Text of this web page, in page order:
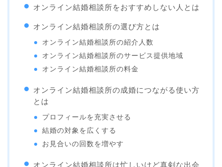
オンライン結婚相談所をおすすめしない人とは
オンライン結婚相談所の選び方とは
オンライン結婚相談所の紹介人数
オンライン結婚相談所のサービス提供地域
オンライン結婚相談所の料金
オンライン結婚相談所の成婚につながる使い方
とは
プロフィールを充実させる
結婚の対象を広くする
お見合いの回数を増やす
オンライン結婚相談所は忙しいけど真剣な出会